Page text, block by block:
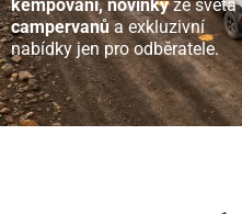
kempování, novinkyze světa
campervanůa exkluzivní
nabídky jen pro odběratele.